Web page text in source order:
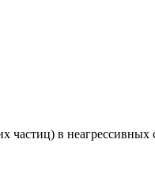
в неагрессивных